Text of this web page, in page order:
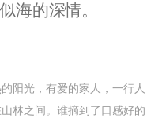
海的深情。
阳光，有爱的家人，一行人
林之间。谁摘到了口感好的